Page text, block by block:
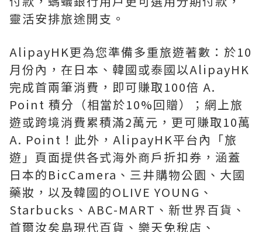
靈活安排旅途開支。
AlipayHK更為您準備多重旅遊著數：於10
月份內，在日本、韓國或泰國以AlipayHK
完成首兩筆消費，即可賺取100倍 A.
Point 積分（相當於10%回贈）；網上旅
遊或跨境消費累積滿2萬元，更可賺取10萬
A. Point！此外，AlipayHK平台內「旅
遊」頁面提供各式海外商戶折扣券，涵蓋
日本的BicCamera、三井購物公園、大國
藥妝，以及韓國的OLIVE YOUNG、
Starbucks、ABC-MART、新世界百貨、
首爾汝矣島現代百貨、樂天免稅店、